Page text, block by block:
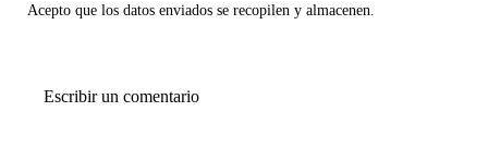
Acepto que los datos enviados se recopilen y almacenen.